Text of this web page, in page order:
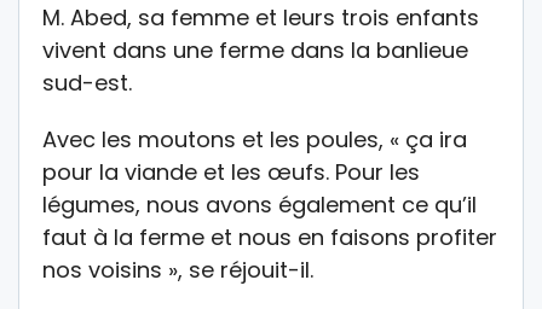
M. Abed, sa femme et leurs trois enfants
vivent dans une ferme dans la banlieue
sud-est.
Avec les moutons et les poules, « ça ira
pour la viande et les œufs. Pour les
légumes, nous avons également ce qu’il
faut à la ferme et nous en faisons profiter
nos voisins », se réjouit-il.